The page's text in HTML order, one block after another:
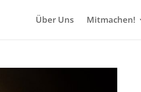
Über Uns Mitmachen!